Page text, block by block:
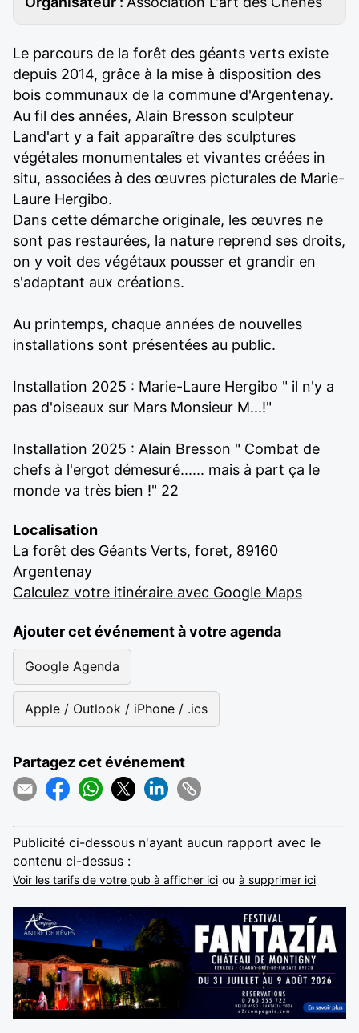
Le parcours de la forêt des géants verts existe
depuis 2014, grâce à la mise à disposition des
bois communaux de la commune d'Argentenay.
Au fil des années, Alain Bresson sculpteur
Land'art y a fait apparaître des sculptures
végétales monumentales et vivantes créées in
situ, associées à des œuvres picturales de Marie-
Laure Hergibo.
Dans cette démarche originale, les œuvres ne
sont pas restaurées, la nature reprend ses droits,
on y voit des végétaux pousser et grandir en
s'adaptant aux créations.
Au printemps, chaque années de nouvelles
installations sont présentées au public.
Installation 2025 : Marie-Laure Hergibo " il n'y a
pas d'oiseaux sur Mars Monsieur M...!"
Installation 2025 : Alain Bresson " Combat de
chefs à l'ergot démesuré...... mais à part ça le
monde va très bien !" 22
Localisation
La forêt des Géants Verts, foret, 89160
Argentenay
Calculez votre itinéraire avec Google Maps
Ajouter cet événement à votre agenda
Google Agenda
Apple / Outlook / iPhone / .ics
Partagez cet événement
Publicité ci-dessous n'ayant aucun rapport avec le
contenu ci-dessus :
Voir les tarifs de votre pub à afficher ici ou à supprimer ici